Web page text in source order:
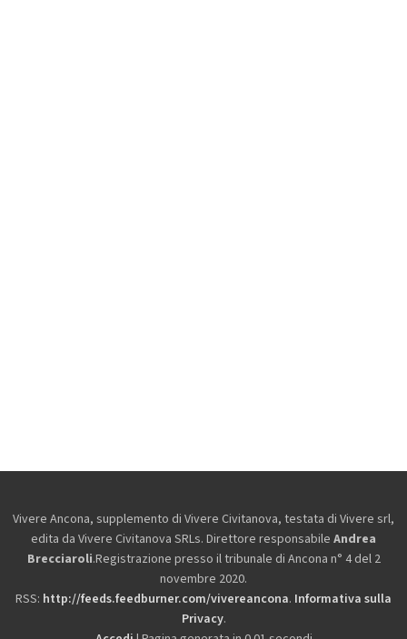
Vivere Ancona, supplemento di Vivere Civitanova, testata di Vivere srl,
edita da Vivere Civitanova SRLs. Direttore responsabile Andrea
Brecciaroli.Registrazione presso il tribunale di Ancona n° 4 del 2
novembre 2020.
RSS: http://feeds.feedburner.com/vivereancona. Informativa sulla
Privacy.